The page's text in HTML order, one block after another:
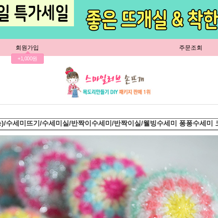
회원가입
+1,000원
주문조회
세미뜨기/수세미실/반짝이수세미/반짝이실/웰빙수세미 퐁퐁수세미